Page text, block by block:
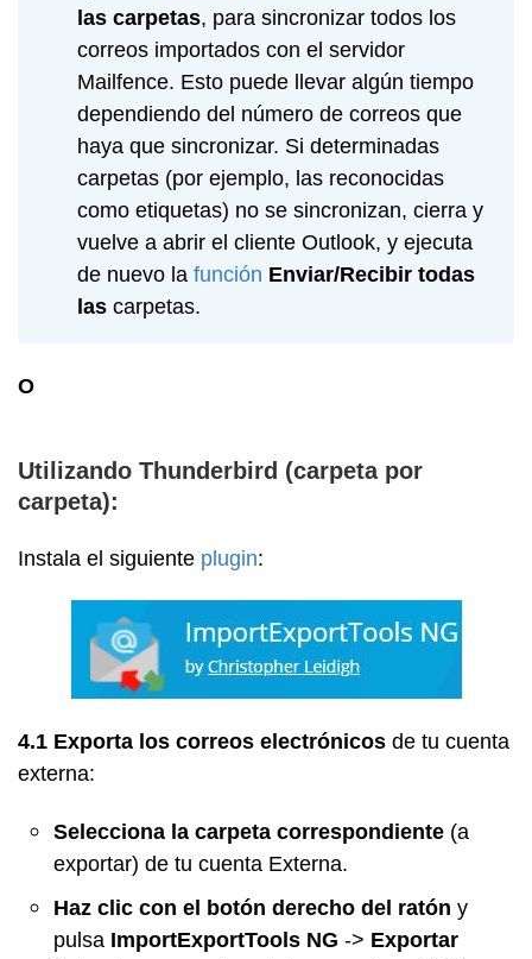
las carpetas, para sincronizar todos los
correos importados con el servidor
Mailfence. Esto puede llevar algún tiempo
dependiendo del número de correos que
haya que sincronizar. Si determinadas
carpetas (por ejemplo, las reconocidas
como etiquetas) no se sincronizan, cierra y
vuelve a abrir el cliente Outlook, y ejecuta
de nuevo la función Enviar/Recibir todas
lascarpetas.
O
Utilizando Thunderbird (carpeta por
carpeta):
Instala el siguiente plugin:
4.1 Exporta los correos electrónicos de tu cuenta
externa:
Selecciona la carpeta correspondiente (a
exportar) de tu cuenta Externa.
Haz clic con el botón derecho del ratón y
pulsa ImportExportTools NG -> Exportar